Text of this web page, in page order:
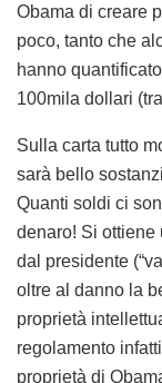
Obama di creare
poco, tanto che
hanno
100mila dollari
Sulla carta tutto
sarà bello
Quanti soldi ci
denaro! Si ottiene
dal presidente
oltre al danno la
proprietà
regolamento
proprietà di